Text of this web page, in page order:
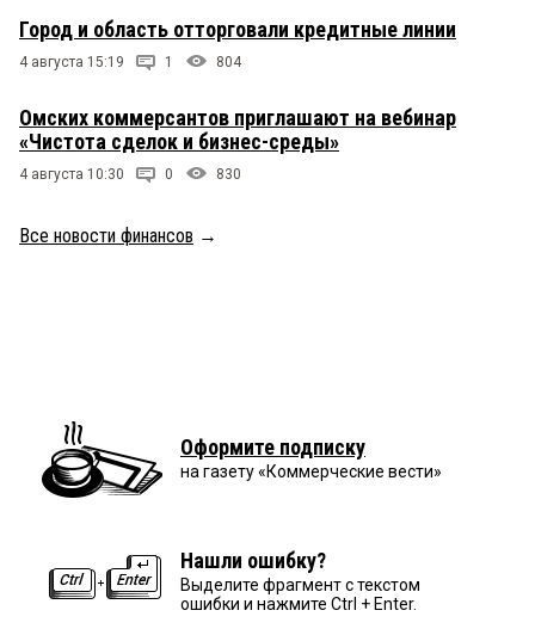
Город и область отторговали кредитные линии
4 августа 15:19 1 804
Омских коммерсантов приглашают на вебинар
«Чистота сделок и бизнес-среды»
4 августа 10:30 0 830
Все новости финансов →
Оформите подписку
на газету «Коммерческие вести»
Нашли ошибку?
Выделите фрагмент с текстом
ошибки и нажмите Ctrl + Enter.